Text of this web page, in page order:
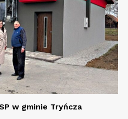
w gminie Tryńcza